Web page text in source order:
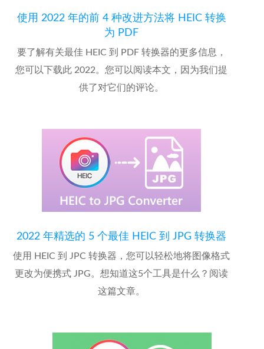
使用 2022 年的前 4 种改进方法将 HEIC 转换
为 PDF
要了解有关最佳 HEIC 到 PDF 转换器的更多信息，
您可以下载此 2022。您可以阅读本文，因为我们提
供了对它们的评论。
2022 年精选的 5 个最佳 HEIC 到 JPG 转换器
使用 HEIC 到 JPC 转换器，您可以轻松地将图像格式
更改为便携式 JPG。想知道这5个工具是什么？阅读
这篇文章。